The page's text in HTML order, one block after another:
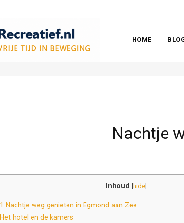
HOME
Nachtje
Inhoud hide
1 Nachtje weg genieten in Egmond aan Zee
Het hotel en de kamers